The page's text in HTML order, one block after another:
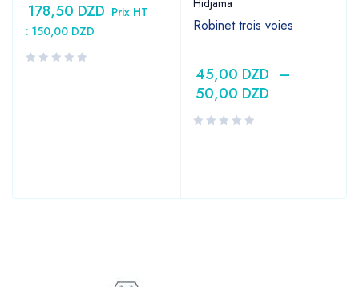
178,50 DZD Prix HT
: 150,00 DZD
Hidjama
Robinet trois voies
45,00 DZD –
50,00 DZD